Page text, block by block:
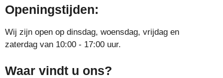
Openingstijden:
Wij zijn open op dinsdag, woensdag, vrijdag en
zaterdag van 10:00 - 17:00 uur.
Waar vindt u ons?